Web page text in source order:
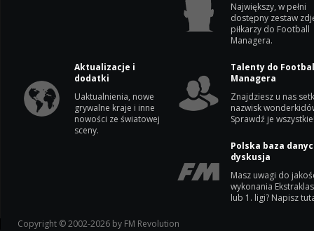
Największy, w pełni
dostępny zestaw
piłkarzy do Football
Managera.
Aktualizacje i
dodatki
Uaktualnienia, nowe
grywalne kraje i inne
nowości ze światowej
sceny.
Talenty do
Managera
Znajdziesz u nas
nazwisk
Sprawdź je
Polska baza
dyskusja
Masz uwagi do
wykonania
lub 1. ligi? Napisz
Copyright © 2002-2026 by FM Revolution